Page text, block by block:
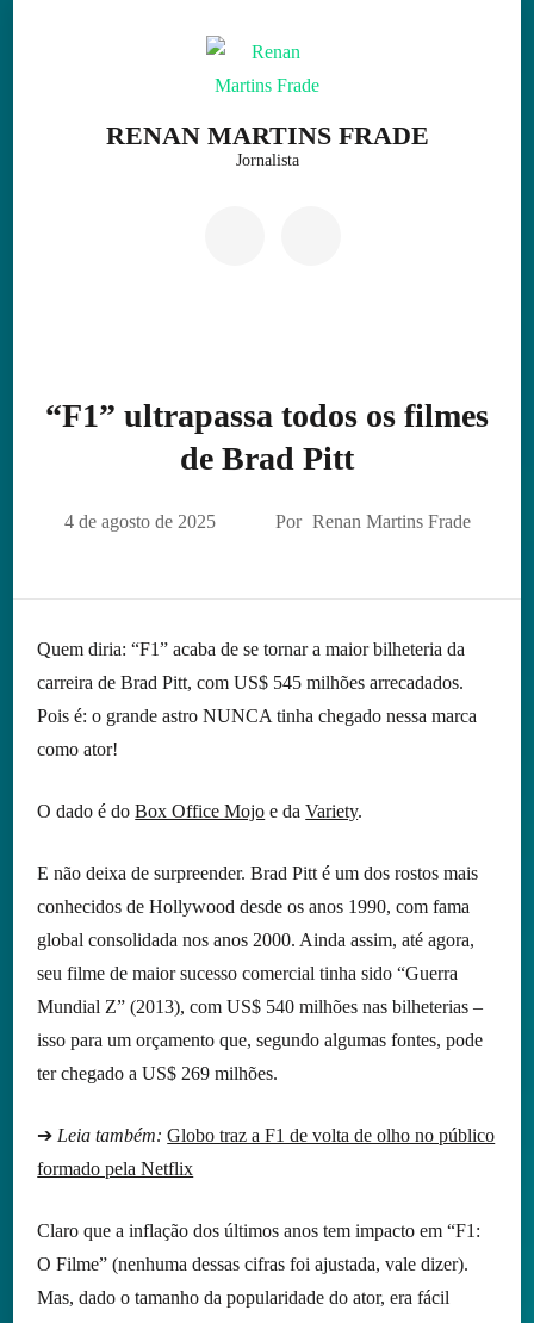
RENAN MARTINS FRADE
Jornalista
“F1” ultrapassa todos os filmes
de Brad Pitt
4 de agosto de 2025 Por Renan Martins Frade
Quem diria: “F1” acaba de se tornar a maior bilheteria da
carreira de Brad Pitt, com US$ 545 milhões arrecadados.
Pois é: o grande astro NUNCA tinha chegado nessa marca
como ator!
O dado é doBox Office Mojo e daVariety.
E não deixa de surpreender. Brad Pitt é um dos rostos mais
conhecidos de Hollywood desde os anos 1990, com fama
global consolidada nos anos 2000. Ainda assim, até agora,
seu filme de maior sucesso comercial tinha sido “Guerra
Mundial Z” (2013), com US$ 540 milhões nas bilheterias –
isso para um orçamento que, segundo algumas fontes, pode
ter chegado a US$ 269 milhões.
➔ Leia também: Globo traz a F1 de volta de olho no público
formado pela Netflix
Claro que a inflação dos últimos anos tem impacto em “F1:
O Filme” (nenhuma dessas cifras foi ajustada, vale dizer).
Mas, dado o tamanho da popularidade do ator, era fácil